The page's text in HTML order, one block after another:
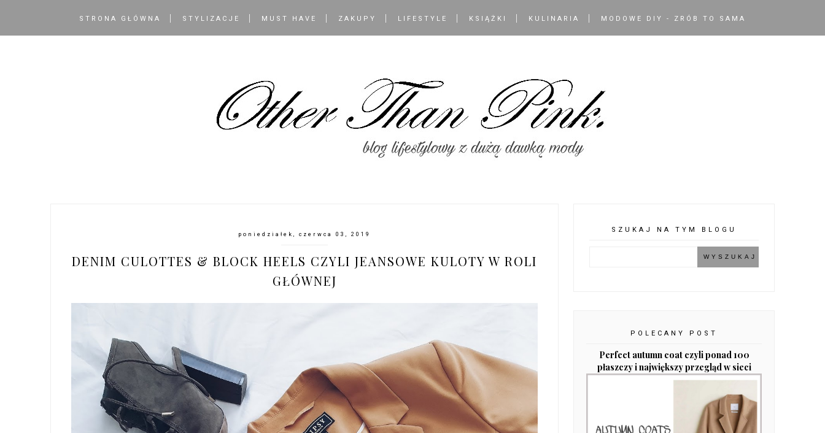
STRONA GŁÓWNA STYLIZACJE MUST HAVE ZAKUPY LIFESTYLE KSIĄŻKI KULINARIA MODOWE DIY - ZRÓB TO SAMA
poniedziałek, czerwca 03, 2019
DENIM CULOTTES & BLOCK HEELS CZYLI JEANSOWE KULOTY W ROLI
GŁÓWNEJ
SZUKAJ NA TYM BLOGU
POLECANY POST
Perfect autumn coat czyli ponad 100
płaszczy i największy przegląd w sieci